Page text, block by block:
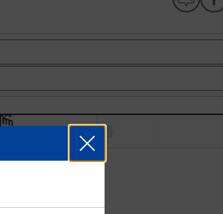
내용을 확인 하세요
이름